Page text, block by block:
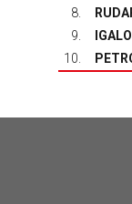
8.
9.
IGALO
10.